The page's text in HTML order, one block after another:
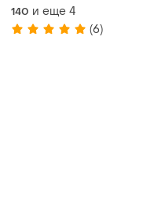
140 и еще 4
(6)